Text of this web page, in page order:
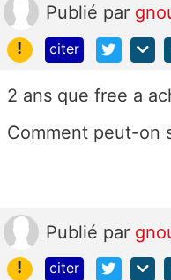
Publié par
!
citer
2 ans que free a
Comment peut-on
Publié par
!
citer